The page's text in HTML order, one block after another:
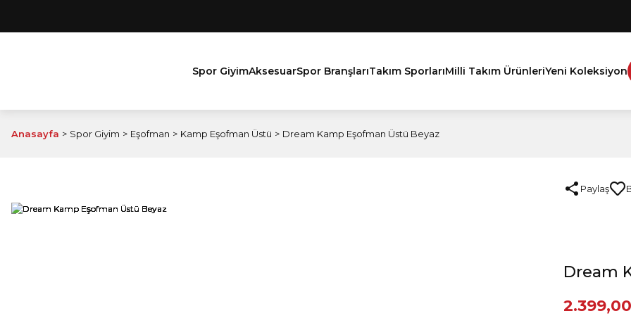
Spor GiyimAksesuarSpor BranşlarıTakım SporlarıMilli Takım ÜrünleriYeni Koleksiyon
Anasayfa Spor Giyim Eşofman Kamp Eşofman Üstü Dream Kamp Eşofman Üstü Beyaz
Paylaş
Dream